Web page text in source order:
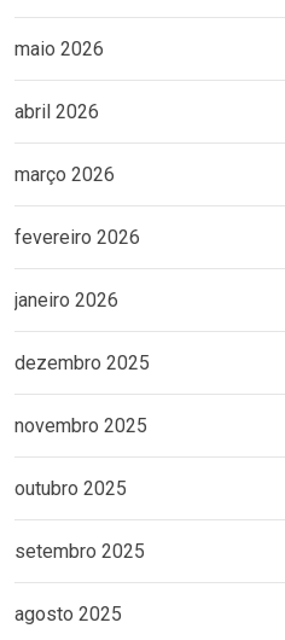
maio 2026
abril 2026
março 2026
fevereiro 2026
janeiro 2026
dezembro 2025
novembro 2025
outubro 2025
setembro 2025
agosto 2025